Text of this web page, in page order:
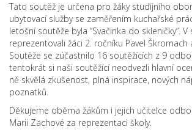
Tato soutěž je určena pro žáky studijního
ubytovací služby se zaměřením kuchařské
letošní soutěže byla “Svačinka do skleničky“. V
reprezentovali žáci 2. ročníku Pavel Škromach
Soutěže se zúčastnilo 16 soutěžících z 9
tentokrát si naši soutěžící neodvezli hlavní
ně skvělá zkušenost, plná inspirace, nových
poznatků.
Děkujeme oběma žákům i jejich učitelce
Marii Zachové za reprezentaci školy.